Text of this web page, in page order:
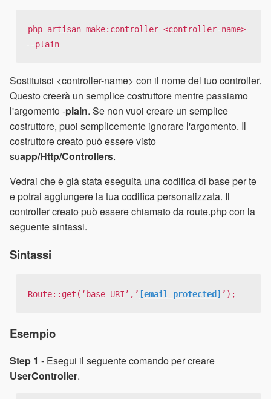
php artisan make:controller <controller-name>
--plain
Sostituisci <controller-name> con il nome del tuo controller.
Questo creerà un semplice costruttore mentre passiamo
l'argomento -plain. Se non vuoi creare un semplice
costruttore, puoi semplicemente ignorare l'argomento. Il
costruttore creato può essere visto
suapp/Http/Controllers.
Vedrai che è già stata eseguita una codifica di base per te
e potrai aggiungere la tua codifica personalizzata. Il
controller creato può essere chiamato da route.php con la
seguente sintassi.
Sintassi
Route::get(‘base URI’,’ [email protected] ’);
Esempio
Step 1 - Esegui il seguente comando per creare
UserController.